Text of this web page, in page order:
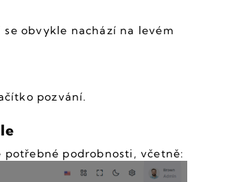
obvykle nachází na levém
pozvání.
podrobnosti, včetně: